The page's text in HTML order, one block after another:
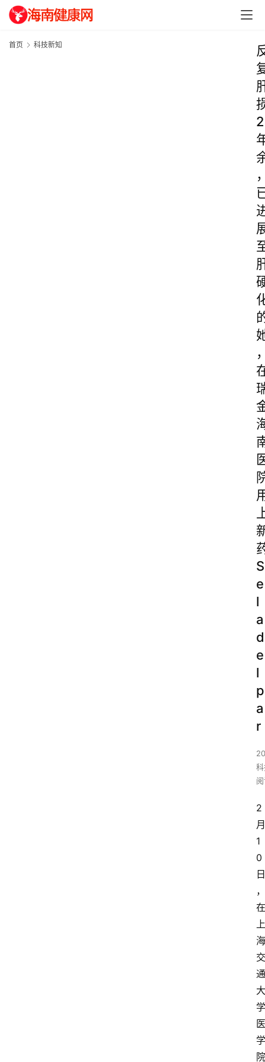
首页 科技新知
2
S
e
l
a
d
e
l
p
a
r
2
月
1
0
日
，
在
上
海
交
通
大
学
医
学
院